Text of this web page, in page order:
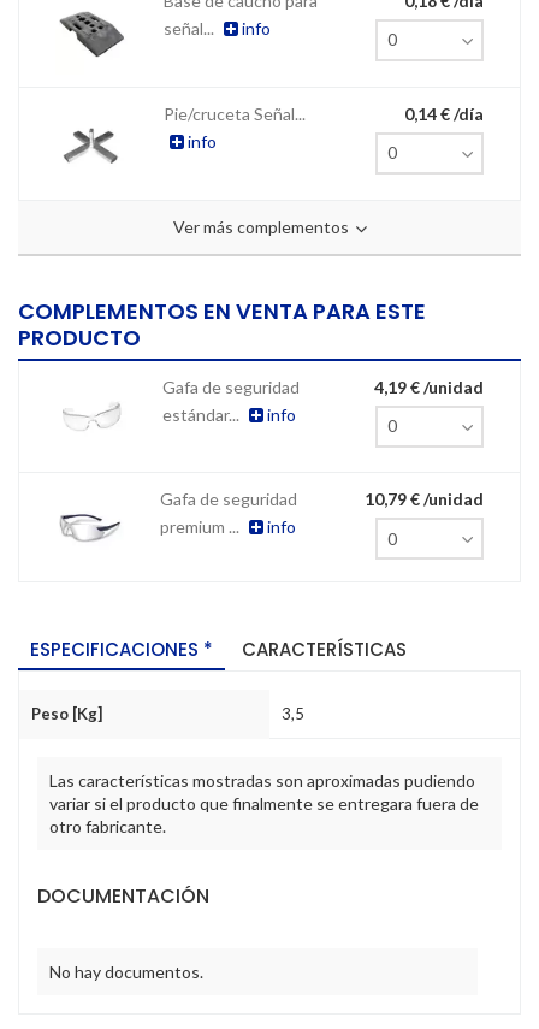
señal...
info
Pie/cruceta Señal...
info
0,14 € /día
Ver más complementos
COMPLEMENTOS EN VENTA PARA ESTE
PRODUCTO
Gafa de seguridad
estándar...
info
4,19 € /unidad
Gafa de seguridad
premium ...
info
10,79 € /unidad
ESPECIFICACIONES * CARACTERÍSTICAS
Peso [Kg] 3,5
Las características mostradas son aproximadas pudiendo
variar si el producto que finalmente se entregara fuera de
otro fabricante.
DOCUMENTACIÓN
No hay documentos.